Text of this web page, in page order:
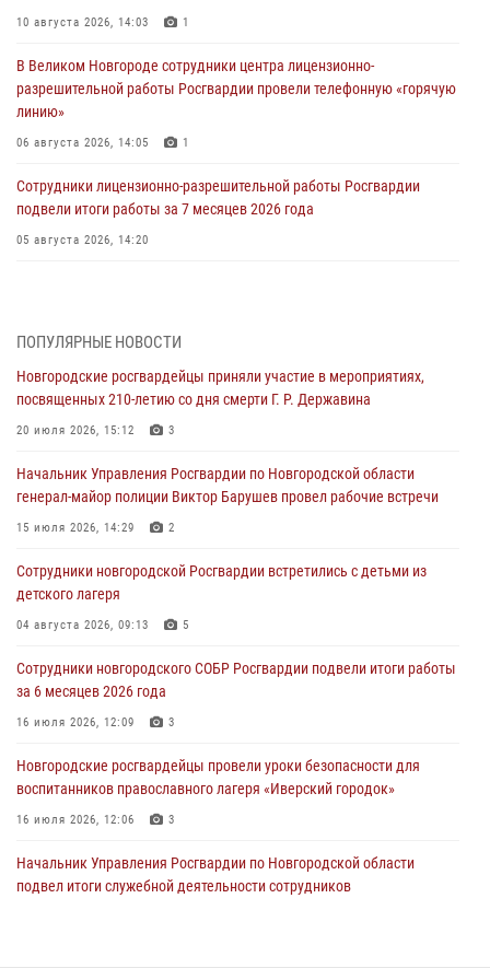
10 августа 2026, 14:03 1
В Великом Новгороде сотрудники центра лицензионно-
разрешительной работы Росгвардии провели телефонную «горячую
линию»
06 августа 2026, 14:05 1
Сотрудники лицензионно-разрешительной работы Росгвардии
подвели итоги работы за 7 месяцев 2026 года
05 августа 2026, 14:20
Телесюжет в программе "Вести. Великий Новгород" (ГТРК "Славия")
от 05 июля 2026 года. Росгвардейцы принимают участие в приемке
05 августа 2026, 10:21 1
Телесюжет в программе "Новгородское областное телевидение.
участие в приемке образовательных учреждений к новому году.
05 августа 2026, 10:19
первенстве в Чемпионате Северо-Западного округа Росгвардии по
спортивному самбо
04 августа 2026, 11:42
Сотрудники новгородской Росгвардии встретились с детьми из
детского лагеря
04 августа 2026, 09:13
ПОПУЛЯРНЫЕ НОВОСТИ
Новгородские росгвардейцы приняли участие в мероприятиях,
посвященных 210-летию со дня смерти Г. Р. Державина
20 июля 2026, 15:12 3
Начальник Управления Росгвардии по Новгородской области
генерал-майор полиции Виктор Барушев провел рабочие встречи
15 июля 2026, 14:29 2
Сотрудники новгородской Росгвардии встретились с детьми из
детского лагеря
04 августа 2026, 09:13 5
Сотрудники новгородского СОБР Росгвардии подвели итоги работы
за 6 месяцев 2026 года
16 июля 2026, 12:09 3
Новгородские росгвардейцы провели уроки безопасности для
воспитанников православного лагеря «Иверский городок»
16 июля 2026, 12:06 3
Начальник Управления Росгвардии по Новгородской области
подвел итоги служебной деятельности сотрудников